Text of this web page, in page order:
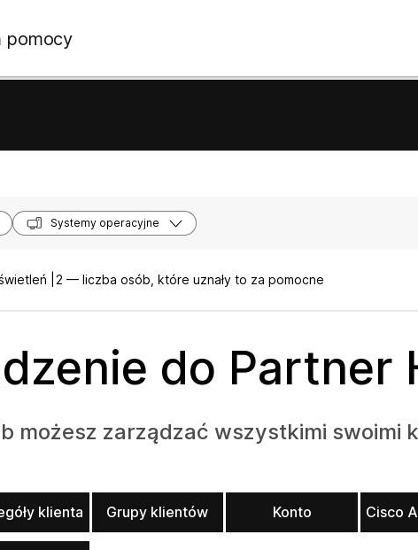
pomocy
Systemy operacyjne
| 2 — liczba osób, które uznały to za pomocne
do Partner
możesz zarządzać wszystkimi swoimi
klienta Grupy klientów Konto Cisco